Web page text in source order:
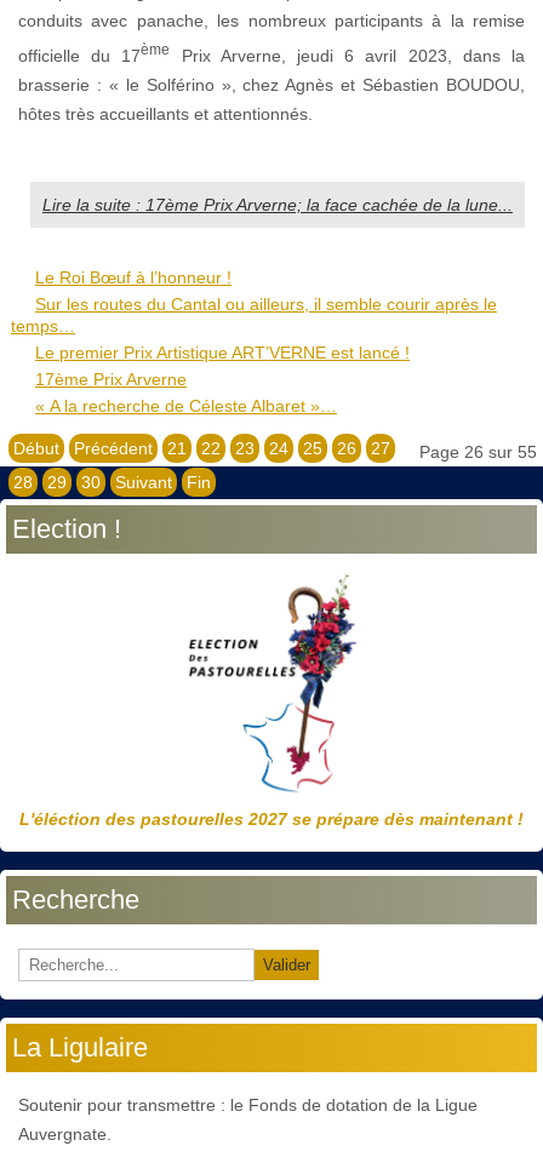
conduits avec panache, les nombreux participants à la remise
officielle du 17ème
Prix Arverne, jeudi 6 avril 2023, dans la
brasserie : « le Solférino », chez Agnès et Sébastien BOUDOU,
hôtes très accueillants et attentionnés.
Lire la suite : 17ème Prix Arverne; la face cachée de la lune...
Le Roi Bœuf à l’honneur !
Sur les routes du Cantal ou ailleurs, il semble courir après le
temps…
Le premier Prix Artistique ART’VERNE est lancé !
17ème Prix Arverne
« A la recherche de Céleste Albaret »…
Page 26 sur 55
Début Précédent 21 22 23 24 25 26
27
28
29 30 Suivant Fin
Election !
L'éléction des pastourelles 2027 se prépare dès maintenant !
Recherche
Valider
La Ligulaire
Soutenir pour transmettre : le Fonds de dotation de la Ligue
Auvergnate.